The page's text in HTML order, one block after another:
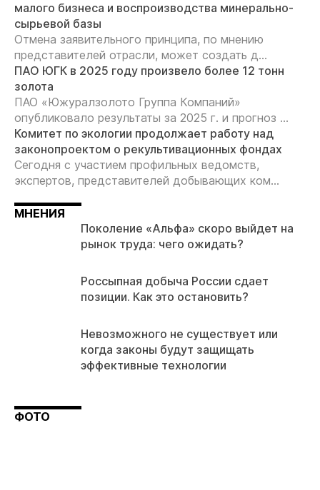
малого бизнеса и воспроизводства минерально-
сырьевой базы
Отмена заявительного принципа, по мнению
представителей отрасли, может создать д...
ПАО ЮГК в 2025 году произвело более 12 тонн
золота
ПАО «Южуралзолото Группа Компаний»
опубликовало результаты за 2025 г. и прогноз ...
Комитет по экологии продолжает работу над
законопроектом о рекультивационных фондах
Сегодня с участием профильных ведомств,
экспертов, представителей добывающих ком...
МНЕНИЯ
Поколение «Альфа» скоро выйдет на
рынок труда: чего ожидать?
Россыпная добыча России сдает
позиции. Как это остановить?
Невозможного не существует или
когда законы будут защищать
эффективные технологии
ФОТО